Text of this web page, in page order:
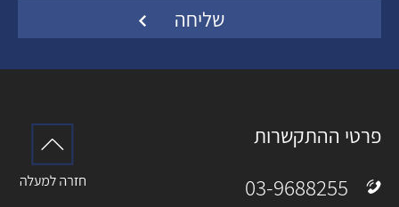
פרטי ההתקשרות
טלפון: 03-9688255